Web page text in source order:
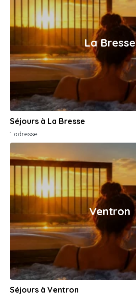
La Bresse
Séjours à La Bresse
1 adresse
Ventron
Séjours à Ventron